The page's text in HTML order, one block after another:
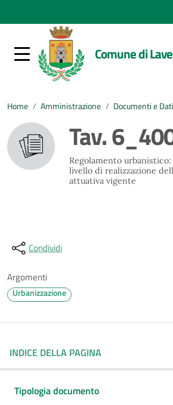
Comune di
Home / Amministrazione / Documenti e Dati
Tav.
Regolamento
livello di realizzazione
attuativa vigente
Condividi
Argomenti
Urbanizzazione
INDICE DELLA PAGINA
Tipologia documento